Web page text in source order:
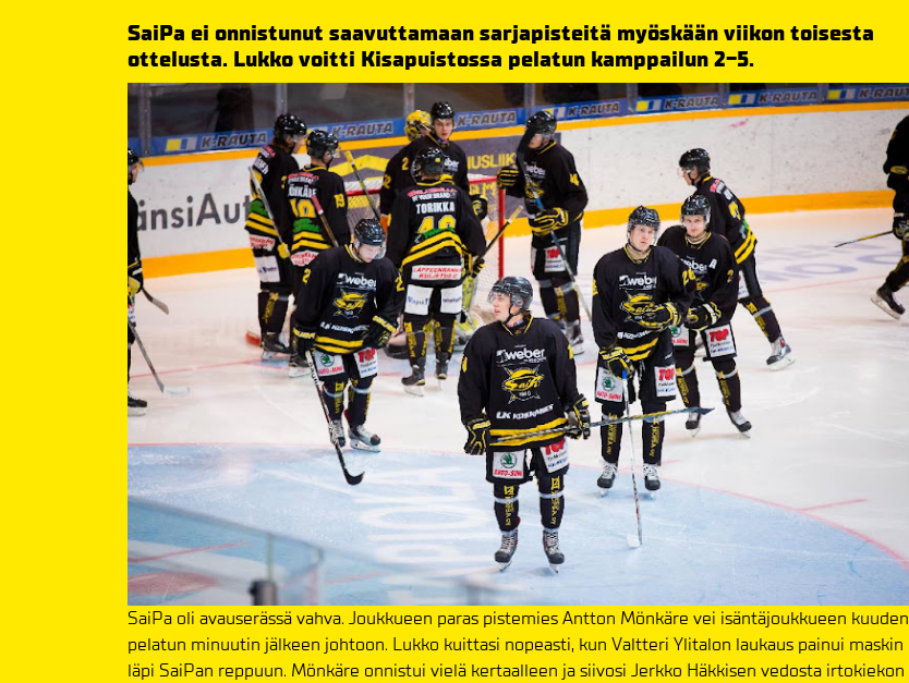
SaiPa ei onnistunut saavuttamaan sarjapisteitä myöskään viikon toisesta
ottelusta. Lukko voitti Kisapuistossa pelatun kamppailun 2-5.
SaiPa oli avauserässä vahva. Joukkueen paras pistemies Antton Mönkäre vei isäntäjoukkueen kuuden
pelatun minuutin jälkeen johtoon. Lukko kuittasi nopeasti, kun Valtteri Ylitalon laukaus painui maskin
läpi SaiPan reppuun. Mönkäre onnistui vielä kertaalleen ja siivosi Jerkko Häkkisen vedosta irtokiekon